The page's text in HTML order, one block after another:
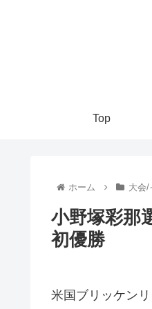
Top
ホーム 大会/
小野塚彩那
初優勝
米国ブリッケン